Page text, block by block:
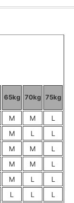
65kg 70kg 75kg
M M L
M L L
M M L
M M L
M L L
L L L